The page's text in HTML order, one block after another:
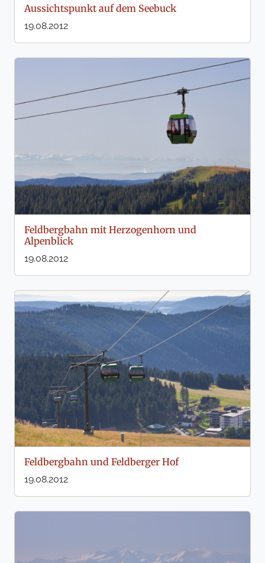
Aussichtspunkt auf dem Seebuck
19.08.2012
Feldbergbahn mit Herzogenhorn und
Alpenblick
19.08.2012
Feldbergbahn und Feldberger Hof
19.08.2012